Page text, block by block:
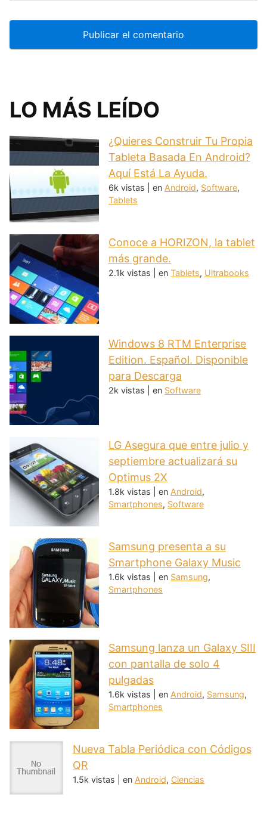
LO MÁS LEÍDO
¿Quieres Construir Tu Propia
Tableta Basada En Android?
Aquí Está La Ayuda.
6k vistas en Android, Software,
Tablets
Conoce a HORIZON, la tablet
más grande.
2.1k vistas en Tablets, Ultrabooks
Windows 8 RTM Enterprise
Edition. Español. Disponible
para Descarga
2k vistas en Software
LG Asegura que entre julio y
septiembre actualizará su
Optimus 2X
1.8k vistas en Android,
Smartphones, Software
Samsung presenta a su
Smartphone Galaxy Music
1.6k vistas en Samsung,
Smartphones
Samsung lanza un Galaxy SIII
con pantalla de solo 4
pulgadas
1.6k vistas en Android, Samsung,
Smartphones
Nueva Tabla Periódica con Códigos
QR
1.5k vistas en Android, Ciencias